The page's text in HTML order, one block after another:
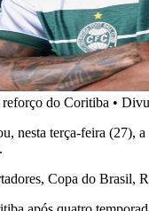
do Coritiba •
nesta terça-feira (27),
Copa do Brasil,